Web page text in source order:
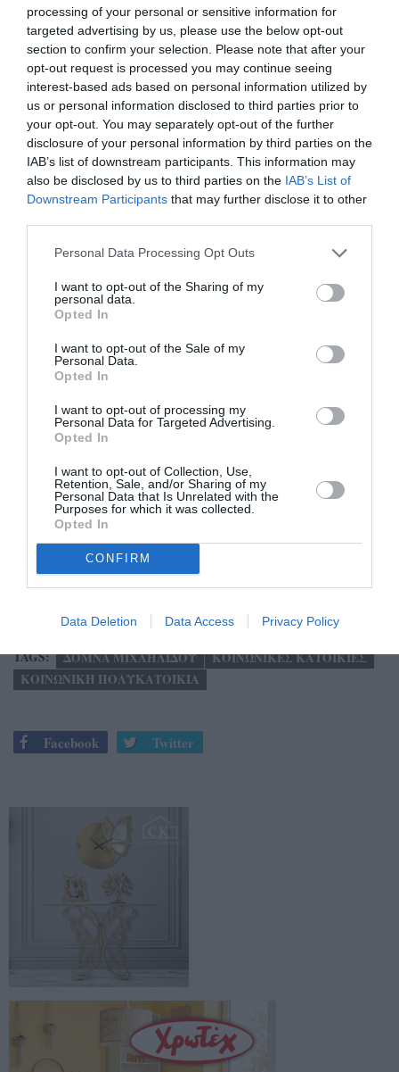
processing of your personal or sensitive information for
targeted advertising by us, please use the below opt-out
section to confirm your selection. Please note that after your
opt-out request is processed you may continue seeing
interest-based ads based on personal information utilized by
us or personal information disclosed to third parties prior to
your opt-out. You may separately opt-out of the further
disclosure of your personal information by third parties on the
IAB’s list of downstream participants. This information may
also be disclosed by us to third parties on the IAB’s List of
Downstream Participants that may further disclose it to other
Personal Data Processing Opt Outs
I want to opt-out of the Sharing of my
personal data.
Opted In
I want to opt-out of the Sale of my
Personal Data.
Opted In
I want to opt-out of processing my
Personal Data for Targeted Advertising.
Opted In
I want to opt-out of Collection, Use,
Retention, Sale, and/or Sharing of my
Personal Data that Is Unrelated with the
Purposes for which it was collected.
Opted In
CONFIRM
Data Deletion Data Access Privacy Policy
Αναφερόμενος στην εν λόγω εξέλιξη ο δήμαρχος
Καλαμάτας, Θανάσης Βασιλόπουλος, σημείωσε: «Η
εξέλιξη για την αξιοποίηση ακινήτου της ΔΥΠΑ στη
θέση Γουλιμίδες – δυτική συνοικία στην Καλαμάτα,
μέσω του προγράμματος κοινωνικής αντιπαροχής του
υπουργείου Κοινωνικής Συνοχής και Οικογένειας,
αποτελεί μια ιδιαίτερα σημαντική θετική είδηση για
την πόλη μας.
αποτελέσματα οι συνεχείς διεκδικήσεις, οι επαφές και
οι συζητήσεις που προηγήθηκαν το προηγούμενο
διάστημα με τα αρμόδια υπουργεία, με στόχο την
κοινωνίας και ιδιαίτερα των συμπολιτών μας που
αντιμετωπίζουν στεγαστικές δυσκολίες.
Η εξέλιξη αυτή έρχεται και σε συνέχεια της
σημαντικής επιτυχίας του Δήμου Καλαμάτας να
εξασφαλίσει, μέσω ευρωπαϊκού προγράμματος το
προηγούμενο διάστημα, την υλοποίηση της κοινωνικής
πολυκατοικίας, μιας ακόμα ουσιαστικής παρέμβασης
κοινωνικής πολιτικής για την πόλη μας».
Της Βίκυς Βετουλάκη
TAGS: ΔΟΜΝΑ ΜΙΧΑΗΛΙΔΟΥ
ΚΟΙΝΩΝΙΚΕΣ ΚΑΤΟΙΚΙΕΣ
ΚΟΙΝΩΝΙΚΗ ΠΟΛΥΚΑΤΟΙΚΙΑ
Facebook Twitter